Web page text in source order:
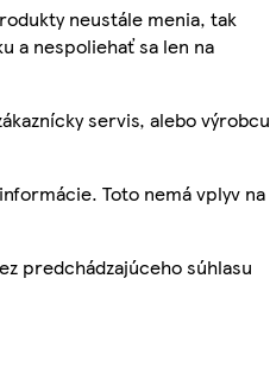
neustále menia, tak
a nespoliehať sa len na
servis, alebo výrobcu
Toto nemá vplyv na
predchádzajúceho súhlasu